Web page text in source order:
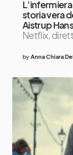
storia vera
Aistrup
Netflix,
by Anna Chiara